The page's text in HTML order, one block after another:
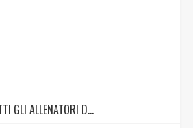
GLI ALLENATORI D...